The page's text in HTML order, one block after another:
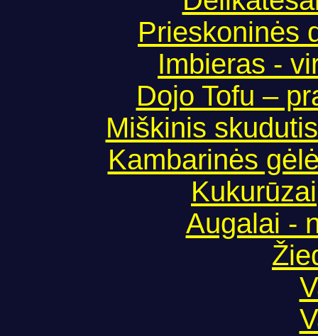
Prieskoninės
Imbieras -
Dojo Tofu –
Miškinis
Kambarinės
Augalai -